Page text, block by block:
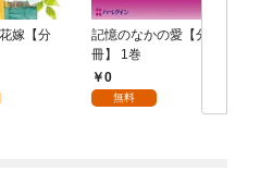
嫁【分
記憶のなかの愛【分
冊】 1巻
0
無料